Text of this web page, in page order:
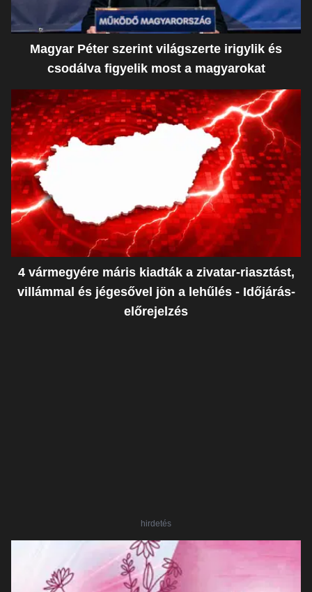
Magyar Péter szerint világszerte irigylik és
csodálva figyelik most a magyarokat
4 vármegyére máris kiadták a zivatar-riasztást,
villámmal és jégesővel jön a lehűlés - Időjárás-
előrejelzés
hirdetés